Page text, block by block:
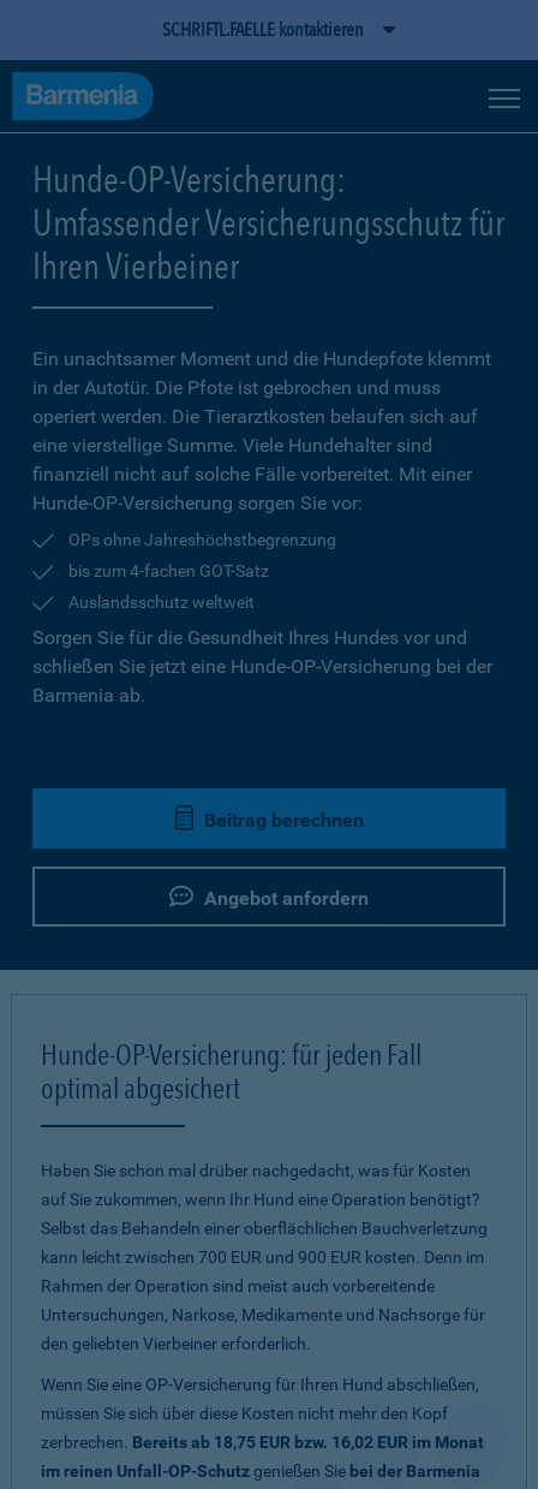
SCHRIFTL.FAELLE kontaktieren
Hunde-OP-Versicherung:
Umfassender Versicherungsschutz für
Ihren Vierbeiner
Ein unachtsamer Moment und die Hundepfote klemmt
in der Autotür. Die Pfote ist gebrochen und muss
operiert werden. Die Tierarztkosten belaufen sich auf
eine vierstellige Summe. Viele Hundehalter sind
finanziell nicht auf solche Fälle vorbereitet. Mit einer
Hunde-OP-Versicherung sorgen Sie vor:
OPs ohne Jahreshöchstbegrenzung
bis zum 4-fachen GOT-Satz
Auslandsschutz weltweit
Sorgen Sie für die Gesundheit Ihres Hundes vor und
schließen Sie jetzt eine Hunde-OP-Versicherung bei der
Barmenia ab.
Beitrag berechnen
Angebot anfordern
Hunde-OP-Versicherung: für jeden Fall
optimal abgesichert
Haben Sie schon mal drüber nachgedacht, was für Kosten
auf Sie zukommen, wenn Ihr Hund eine Operation benötigt?
Selbst das Behandeln einer oberflächlichen Bauchverletzung
kann leicht zwischen 700 EUR und 900 EUR kosten. Denn im
Rahmen der Operation sind meist auch vorbereitende
Untersuchungen, Narkose, Medikamente und Nachsorge für
den geliebten Vierbeiner erforderlich.
Wenn Sie eine OP-Versicherung für Ihren Hund abschließen,
müssen Sie sich über diese Kosten nicht mehr den Kopf
zerbrechen. Bereits ab 18,75 EUR bzw. 16,02 EUR im Monat
im reinen Unfall-OP-Schutzgenießen Sie bei der Barmenia